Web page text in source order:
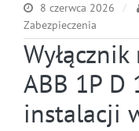
8 czerwca 2026
Zabezpieczenia
ABB 1P D
instalacji